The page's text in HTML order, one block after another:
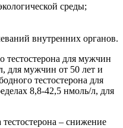
среды;
внутренних органов.
тестостерона для мужчин
для мужчин от 50 лет и
тестостерона для
8,8-42,5 нмоль/л, для
– снижение